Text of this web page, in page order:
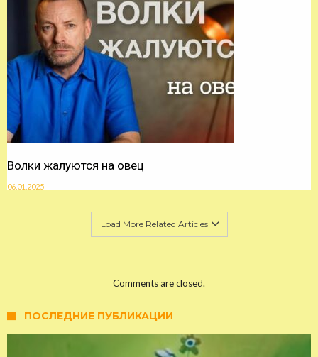
Волки жалуются на овец
06.01.2025
Load More Related Articles
Comments are closed.
ПОСЛЕДНИЕ ПУБЛИКАЦИИ